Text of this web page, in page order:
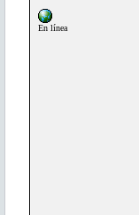
En línea